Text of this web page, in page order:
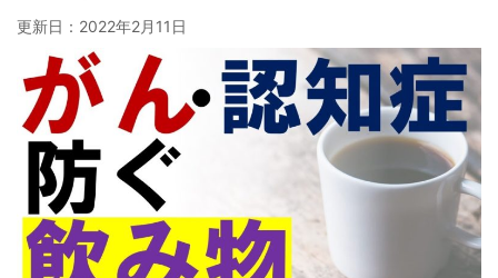
更新日： 2022年2月11日